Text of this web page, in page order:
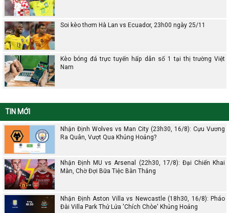
Soi kèo thơm Hà Lan vs Ecuador, 23h00 ngày 25/11
Kèo bóng đá trực tuyến hấp dẫn số 1 tại thị trường Việt
Nam
TIN MỚI
Nhận Định Wolves vs Man City (23h30, 16/8): Cựu Vương
Ra Quân, Vượt Qua Khủng Hoảng?
Nhận Định MU vs Arsenal (22h30, 17/8): Đại Chiến Khai
Màn, Chờ Đợi Bữa Tiệc Bàn Thắng
Nhận Định Aston Villa vs Newcastle (18h30, 16/8): Pháo
Đài Villa Park Thử Lửa 'Chích Chòe' Khủng Hoảng